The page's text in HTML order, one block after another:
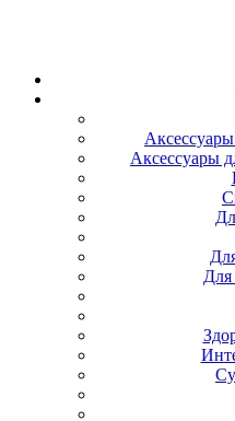
Аксессуары